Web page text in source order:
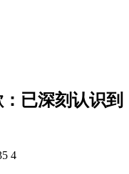
已深刻认识到
4